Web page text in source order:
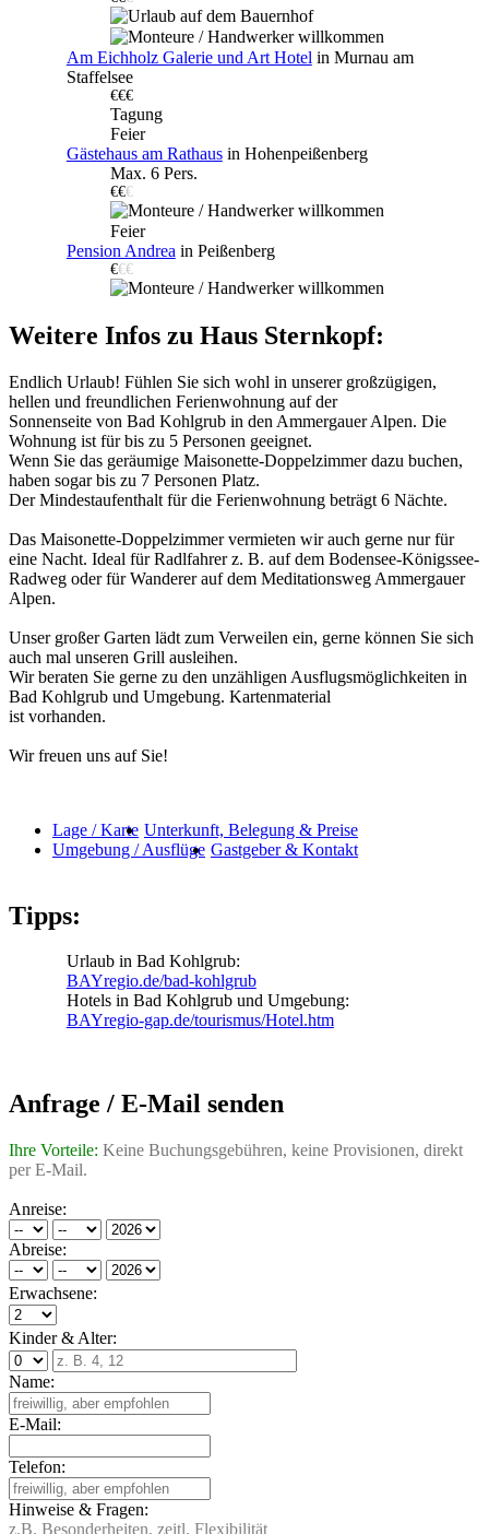
Am Eichholz Galerie und Art Hotel in Murnau am
Staffelsee
€€€
Tagung
Feier
Gästehaus am Rathausin Hohenpeißenberg
Max. 6 Pers.
€€€
Feier
Pension Andrea in Peißenberg
€€€
Weitere Infos zu Haus Sternkopf:
Endlich Urlaub! Fühlen Sie sich wohl in unserer großzügigen,
hellen und freundlichen Ferienwohnung auf der
Sonnenseite von Bad Kohlgrub in den Ammergauer Alpen. Die
Wohnung ist für bis zu 5 Personen geeignet.
Wenn Sie das geräumige Maisonette-Doppelzimmer dazu buchen,
haben sogar bis zu 7 Personen Platz.
Der Mindestaufenthalt für die Ferienwohnung beträgt 6 Nächte.
Das Maisonette-Doppelzimmer vermieten wir auch gerne nur für
eine Nacht. Ideal für Radlfahrer z. B. auf dem Bodensee-Königssee-
Radweg oder für Wanderer auf dem Meditationsweg Ammergauer
Alpen.
Unser großer Garten lädt zum Verweilen ein, gerne können Sie sich
auch mal unseren Grill ausleihen.
Wir beraten Sie gerne zu den unzähligen Ausflugsmöglichkeiten in
Bad Kohlgrub und Umgebung. Kartenmaterial
ist vorhanden.
Wir freuen uns auf Sie!
Lage / Karte Unterkunft, Belegung & Preise
Umgebung / Ausflüge Gastgeber & Kontakt
Tipps:
Urlaub in Bad Kohlgrub:
BAYregio.de/bad-kohlgrub
Hotels in Bad Kohlgrub und Umgebung:
BAYregio-gap.de/tourismus/Hotel.htm
Anfrage / E-Mail senden
Ihre Vorteile: Keine Buchungsgebühren, keine Provisionen, direkt
per E-Mail.
Anreise:
Abreise:
Erwachsene:
Kinder & Alter:
Name:
E-Mail:
Telefon:
Hinweise & Fragen:
z.B. Besonderheiten, zeitl. Flexibilität